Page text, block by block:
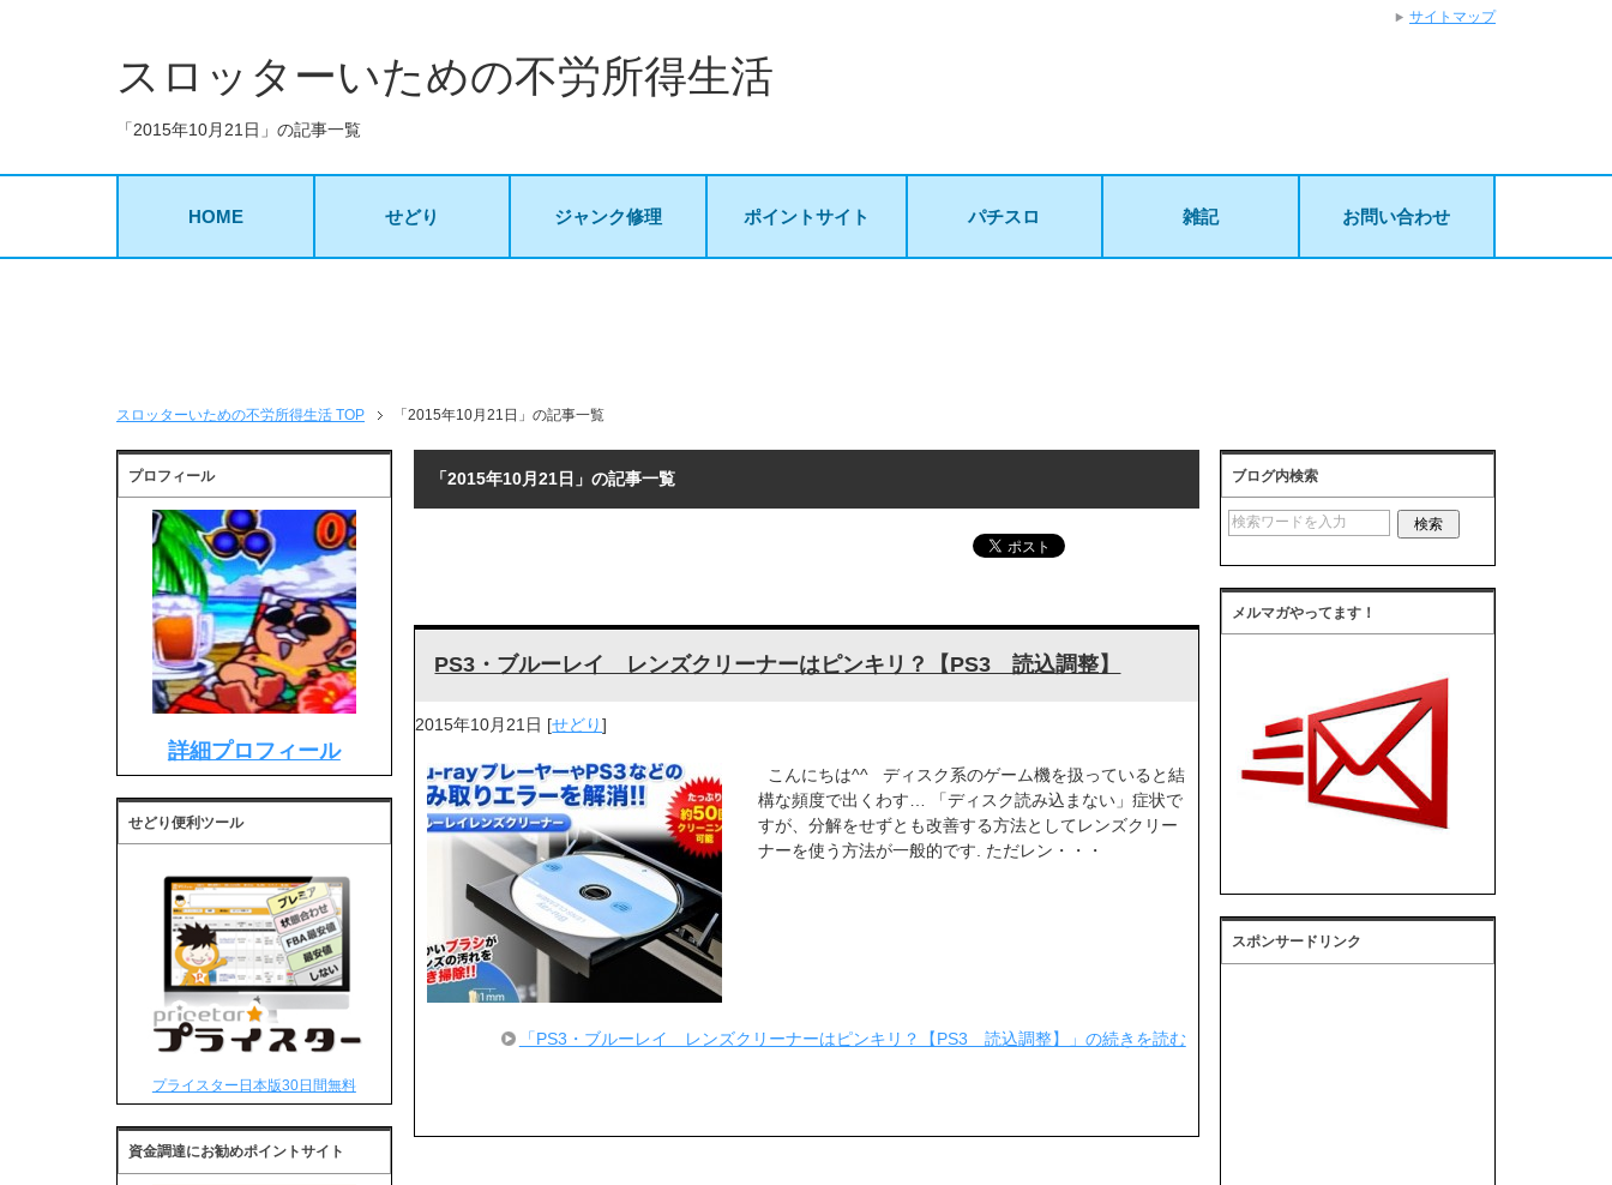
スロッターいための不労所得生活
「2015年10月21日」の記事一覧
HOME せどり ジャンク修理 ポイントサイト パチスロ 雑記 お問い合わせ
スロッターいための不労所得生活 TOP 「2015年10月21日」の記事一覧
「2015年10月21日」の記事一覧
PS3・ブルーレイ レンズクリーナーはピンキリ？【PS3 読込調整】
2015年10月21日 [せどり]
こんにちは^^ ディスク系のゲーム機を扱っていると結
構な頻度で出くわす… 「ディスク読み込まない」症状で
すが、分解をせずとも改善する方法としてレンズクリー
ナーを使う方法が一般的です. ただレン・・・
「PS3・ブルーレイ レンズクリーナーはピンキリ？【PS3 読込調整】」の続きを読む
プロフィール
詳細プロフィール
せどり便利ツール
プライスター日本版30日間無料
資金調達にお勧めポイントサイト
ブログ内検索
メルマガやってます！
スポンサードリンク
サイトマップ